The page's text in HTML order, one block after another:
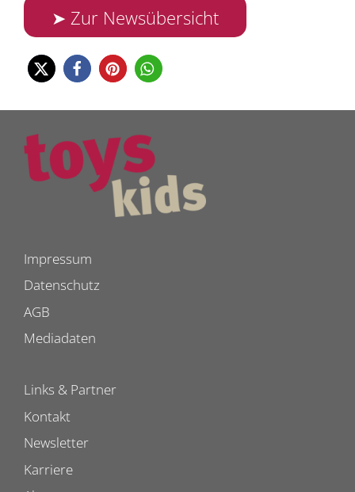
➤ Zur Newsübersicht
Impressum
Datenschutz
AGB
Mediadaten
Links & Partner
Kontakt
Newsletter
Karriere